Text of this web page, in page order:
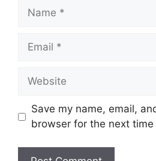
Save my name, email,
browser for the next time